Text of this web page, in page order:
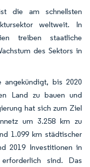
die am schnellsten
weltweit. In
treiben staatliche
des Sektors in
angekündigt, bis 2020
Land zu bauen und
hat sich zum Ziel
um 3.258 km zu
1.099 km städtischer
2019 Investitionen in
sind. Das